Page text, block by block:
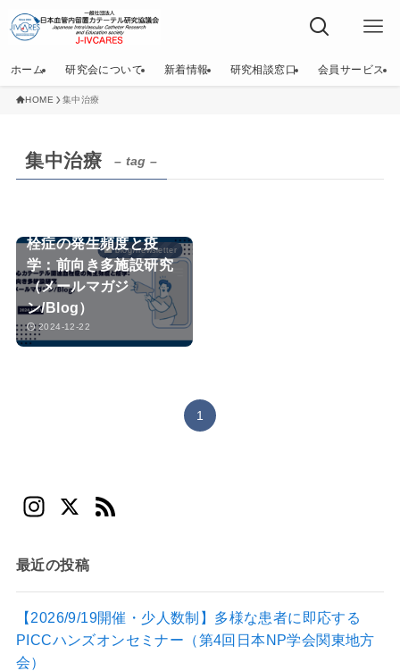
ホーム 研究会について 新着情報 研究相談窓口 会員サービス
HOME 集中治療
集中治療 – tag –
blog/newsletter
栓症の発生頻度と疫
学：前向き多施設研究
（メールマガジ
ン/Blog）
2024-12-22
1
In
a
gr
a
m
X
d
最近の投稿
【2026/9/19開催・少人数制】多様な患者に即応する
PICCハンズオンセミナー（第4回日本NP学会関東地方
会）